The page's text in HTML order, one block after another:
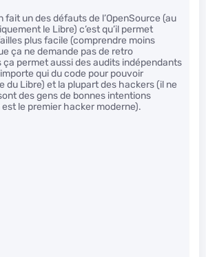
fait un des défauts de l’OpenSource (au
le Libre) c’est qu’il permet
plus facile (comprendre moins
ça ne demande pas de retro
ça permet aussi des audits indépendants
qui du code pour pouvoir
du Libre) et la plupart des hackers (il ne
des gens de bonnes intentions
le premier hacker moderne).